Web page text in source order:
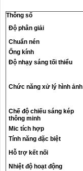
Thông số
Độ phân giải
Chuẩn nén
Ống kính
Độ nhạy sáng tối thiểu
Chức năng xử lý hình ảnh
Chế độ chiếu sáng kép
thông minh
Mic tích hợp
Tính năng đặc biệt
Hỗ trợ kết nối
Nhiệt độ hoạt động